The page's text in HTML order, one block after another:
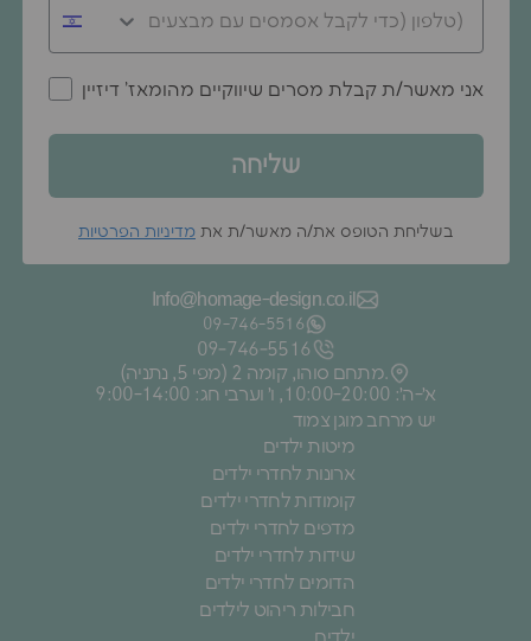
אני מאשר/ת קבלת מסרים שיווקיים מהומאז' דיזיין
שליחה
בשליחת הטופס את/ה מאשר/ת את מדיניות הפרטיות
Info@homage-design.co.il
09‑746‑5516
09‑746‑5516
מתחם סוהו, קומה 2 (מפי 5, נתניה).
א׳-ה׳: 10:00-20:00, ו׳ וערבי חג: 9:00-14:00
יש מרחב מוגן צמוד
מיטות ילדים
ארונות לחדרי ילדים
קומודות לחדרי ילדים
מדפים לחדרי ילדים
שידות לחדרי ילדים
הדומים לחדרי ילדים
חבילות ריהוט לילדים